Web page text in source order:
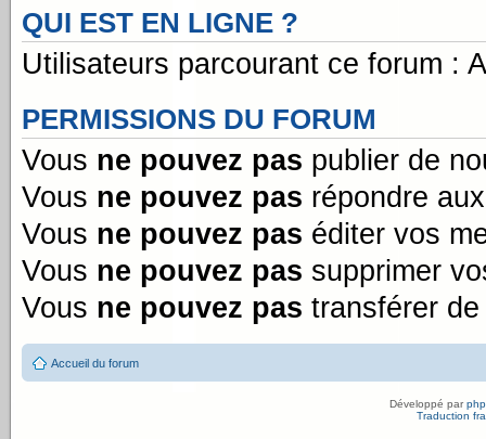
QUI EST EN LIGNE ?
Utilisateurs parcourant ce forum :
PERMISSIONS DU FORUM
Vous ne pouvez pas publier de
Vous ne pouvez pas répondre
Vous ne pouvez pas éditer vos
Vous ne pouvez pas supprimer
Vous ne pouvez pas transférer
Accueil du forum
Développé par
Traduction